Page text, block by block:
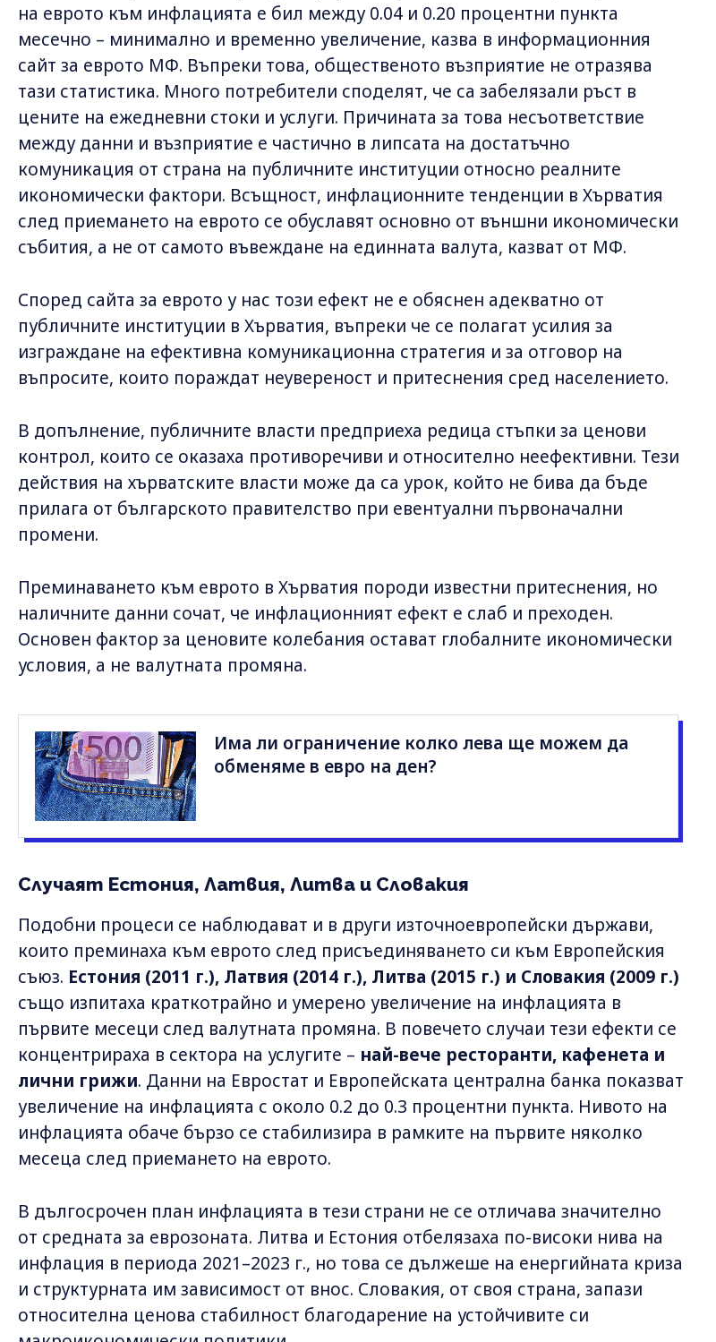
на еврото към инфлацията е бил между 0.04 и 0.20 процентни пункта
месечно – минимално и временно увеличение, казва в информационния
сайт за еврото МФ. Въпреки това, общественото възприятие не отразява
тази статистика. Много потребители споделят, че са забелязали ръст в
цените на ежедневни стоки и услуги. Причината за това несъответствие
между данни и възприятие е частично в липсата на достатъчно
комуникация от страна на публичните институции относно реалните
икономически фактори. Всъщност, инфлационните тенденции в Хърватия
след приемането на еврото се обуславят основно от външни икономически
събития, а не от самото въвеждане на единната валута, казват от МФ.
Според сайта за еврото у нас този ефект не е обяснен адекватно от
публичните институции в Хърватия, въпреки че се полагат усилия за
изграждане на ефективна комуникационна стратегия и за отговор на
въпросите, които пораждат неувереност и притеснения сред населението.
В допълнение, публичните власти предприеха редица стъпки за ценови
контрол, които се оказаха противоречиви и относително неефективни. Тези
действия на хърватските власти може да са урок, който не бива да бъде
прилага от българското правителство при евентуални първоначални
промени.
Преминаването към еврото в Хърватия породи известни притеснения, но
наличните данни сочат, че инфлационният ефект е слаб и преходен.
Основен фактор за ценовите колебания остават глобалните икономически
условия, а не валутната промяна.
Има ли ограничение колко лева ще можем да
обменяме в евро на ден?
Случаят Естония, Латвия, Литва и Словакия
Подобни процеси се наблюдават и в други източноевропейски държави,
които преминаха към еврото след присъединяването си към Европейския
съюз. Естония (2011 г.), Латвия (2014 г.), Литва (2015 г.) и Словакия (2009 г.)
също изпитаха краткотрайно и умерено увеличение на инфлацията в
първите месеци след валутната промяна. В повечето случаи тези ефекти се
концентрираха в сектора на услугите – най-вече ресторанти, кафенета и
лични грижи. Данни на Евростат и Европейската централна банка показват
увеличение на инфлацията с около 0.2 до 0.3 процентни пункта. Нивото на
инфлацията обаче бързо се стабилизира в рамките на първите няколко
месеца след приемането на еврото.
В дългосрочен план инфлацията в тези страни не се отличава значително
от средната за еврозоната. Литва и Естония отбелязаха по-високи нива на
инфлация в периода 2021–2023 г., но това се дължеше на енергийната криза
и структурната им зависимост от внос. Словакия, от своя страна, запази
относителна ценова стабилност благодарение на устойчивите си